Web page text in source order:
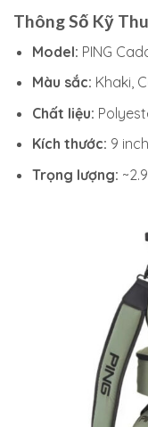
Thông Số Kỹ
Model: PING
Màu sắc: Khaki,
Chất liệu:
Kích thước: 9
Trọng lượng: